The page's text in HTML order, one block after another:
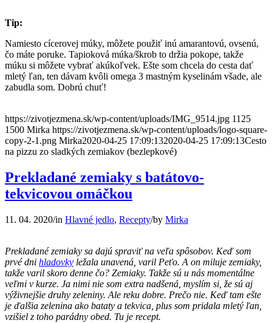
Tip:
Namiesto cícerovej múky, môžete použiť inú amarantovú, ovsenú,
čo máte poruke. Tapioková múka/škrob to držia pokope, takže
múku si môžete vybrať akúkoľvek. Ešte som chcela do cesta dať
mletý ľan, ten dávam kvôli omega 3 mastným kyselinám všade, ale
zabudla som. Dobrú chuť!
https://zivotjezmena.sk/wp-content/uploads/IMG_9514.jpg 1125
1500 Mirka https://zivotjezmena.sk/wp-content/uploads/logo-square-
copy-2-1.png Mirka2020-04-25 17:09:132020-04-25 17:09:13Cesto
na pizzu zo sladkých zemiakov (bezlepkové)
Prekladané zemiaky s batátovo-
tekvicovou omáčkou
11. 04. 2020/in Hlavné jedlo, Recepty/by Mirka
Prekladané zemiaky sa dajú spraviť na veľa spôsobov. Keď som
prvé dni hladovky ležala unavená, varil Peťo. A on miluje zemiaky,
takže varil skoro denne čo? Zemiaky. Takže sú u nás momentálne
veľmi v kurze. Ja nimi nie som extra nadšená, myslím si, že sú aj
výživnejšie druhy zeleniny. Ale reku dobre. Prečo nie. Keď tam ešte
je ďalšia zelenina ako bataty a tekvica, plus som pridala mletý ľan,
vzišiel z toho parádny obed. Tu je recept.